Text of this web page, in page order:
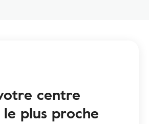
centre
plus proche